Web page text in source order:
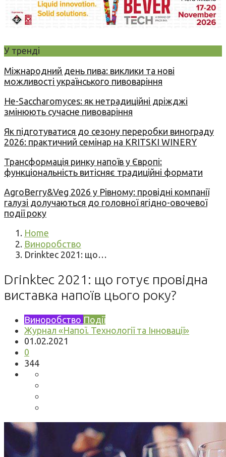
У тренді
Міжнародний день пива: виклики та нові
можливості українського пивоваріння
Не-Saccharomyces: як нетрадиційні дріжджі
змінюють сучасне пивоваріння
Як підготуватися до сезону переробки винограду
2026: практичний семінар на KRITSKI WINERY
Трансформація ринку напоїв у Європі:
функціональність витісняє традиційні формати
AgroBerry&Veg 2026 у Рівному: провідні компанії
галузі долучаються до головної ягідно-овочевої
події року
Home
Виноробство
Drinktec 2021: що…
Drinktec 2021: що готує провідна
виставка напоїв цього року?
Виноробство Події
Журнал «Напої. Технології та Інновації»
01.02.2021
0
344